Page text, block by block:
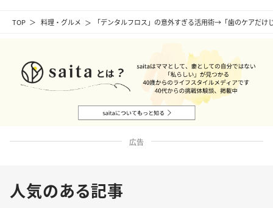
TOP 料理・グルメ 「デンタルフロス」の意外すぎる活用術→「歯のケアだ
広告
人気のある記事